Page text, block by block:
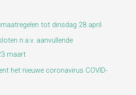
tot dinsdag 28 april
n.a.v. aanvullende
maart
het nieuwe coronavirus COVID-